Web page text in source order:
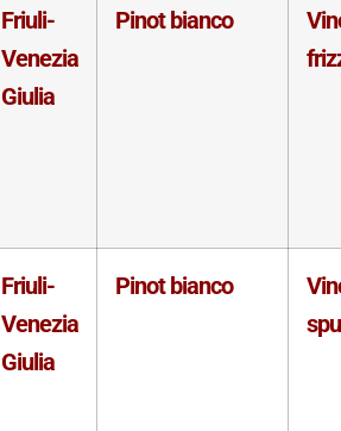
Friuli-
Venezia
Giulia
Pinot bianco
Friuli-
Venezia
Giulia
Pinot bianco